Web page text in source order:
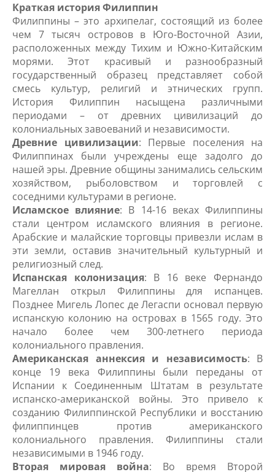
Краткая история Филиппин
Филиппины – это архипелаг, состоящий из более
чем 7 тысяч островов в Юго-Восточной Азии,
расположенных между Тихим и Южно-Китайским
морями. Этот красивый и разнообразный
государственный образец представляет собой
смесь культур, религий и этнических групп.
История Филиппин насыщена различными
периодами – от древних цивилизаций до
колониальных завоеваний и независимости.
Древние цивилизации: Первые поселения на
Филиппинах были учреждены еще задолго до
нашей эры. Древние общины занимались сельским
хозяйством, рыболовством и торговлей с
соседними культурами в регионе.
Исламское влияние: В 14-16 веках Филиппины
стали центром исламского влияния в регионе.
Арабские и малайские торговцы привезли ислам в
эти земли, оставив значительный культурный и
религиозный след.
Испанская колонизация: В 16 веке Фернандо
Магеллан открыл Филиппины для испанцев.
Позднее Мигель Лопес де Легаспи основал первую
испанскую колонию на островах в 1565 году. Это
начало более чем 300-летнего периода
колониального правления.
Американская аннексия и независимость: В
конце 19 века Филиппины были переданы от
Испании к Соединенным Штатам в результате
испанско-американской войны. Это привело к
созданию Филиппинской Республики и восстанию
филиппинцев против американского
колониального правления. Филиппины стали
независимыми в 1946 году.
Вторая мировая война: Во время Второй